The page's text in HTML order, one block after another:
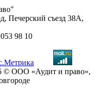
Печерский съезд 38А,
98 10
© ООО «Аудит и право»,